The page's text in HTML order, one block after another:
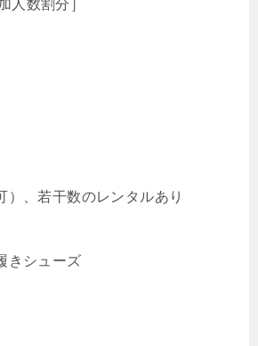
人数割分］
、若干数のレンタルあり
きシューズ